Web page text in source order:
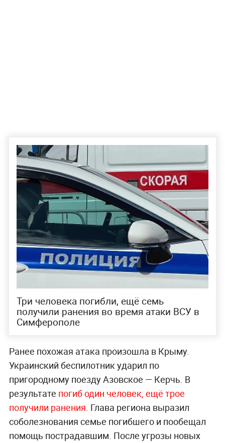
Три человека погибли, ещё семь
получили ранения во время атаки ВСУ в
Симферополе
Ранее похожая атака произошла в Крыму.
Украинский беспилотник ударил по
пригородному поезду Азовское — Керчь. В
результате погиб один человек, ещё трое
получили ранения. Глава региона выразил
соболезнования семье погибшего и пообещал
помощь пострадавшим. После угрозы новых